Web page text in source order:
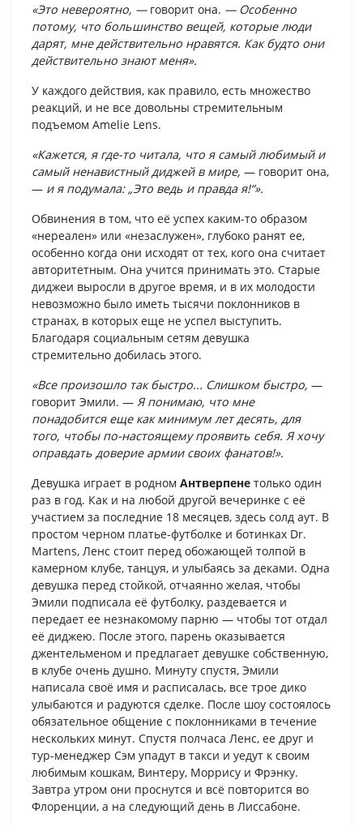
«Это невероятно, — говорит она. — Особенно
потому, что большинство вещей, которые люди
дарят, мне действительно нравятся. Как будто они
действительно знают меня».
У каждого действия, как правило, есть множество
реакций, и не все довольны стремительным
подъемом Amelie Lens.
«Кажется, я где-то читала, что я самый любимый и
самый ненавистный диджей в мире, — говорит она,
— и я подумала: „Это ведь и правда я!“».
Обвинения в том, что её успех каким-то образом
«нереален» или «незаслужен», глубоко ранят ее,
особенно когда они исходят от тех, кого она считает
авторитетным. Она учится принимать это. Старые
диджеи выросли в другое время, и в их молодости
невозможно было иметь тысячи поклонников в
странах, в которых еще не успел выступить.
Благодаря социальным сетям девушка
стремительно добилась этого.
«Все произошло так быстро... Слишком быстро, —
говорит Эмили. — Я понимаю, что мне
понадобится еще как минимум лет десять, для
того, чтобы по-настоящему проявить себя. Я хочу
оправдать доверие армии своих фанатов!».
Девушка играет в родном Антверпене только один
раз в год. Как и на любой другой вечеринке с её
участием за последние 18 месяцев, здесь солд аут. В
простом черном платье-футболке и ботинках Dr.
Martens, Ленс стоит перед обожающей толпой в
камерном клубе, танцуя, и улыбаясь за деками. Одна
девушка перед стойкой, отчаянно желая, чтобы
Эмили подписала её футболку, раздевается и
передает ее незнакомому парню — чтобы тот отдал
её диджею. После этого, парень оказывается
джентельменом и предлагает девушке собственную,
в клубе очень душно. Минуту спустя, Эмили
написала своё имя и расписалась, все трое дико
улыбаются и радуются сделке. После шоу состоялось
обязательное общение с поклонниками в течение
нескольких минут. Спустя полчаса Ленс, ее друг и
тур-менеджер Сэм упадут в такси и уедут к своим
любимым кошкам, Винтеру, Моррису и Фрэнку.
Завтра утром они проснутся и всё повторится во
Флоренции, а на следующий день в Лиссабоне.